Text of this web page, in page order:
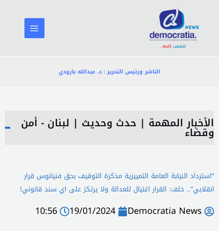
المحتوى
الناشر ورئيس التحرير : د. عبدالله بارودي
الأخبار المهمة | حدث وحديث | لبنان - أمن
وقضاء
“استرداد النيابة العامة التمييزية مذكرة التوقيف بحق فنيانوس قرار
انقلابي”.. خلف: القرار اغتيال للعدالة ولا يرتكز على اي سند قانوني!
Democratia News
19/01/2024
10:56